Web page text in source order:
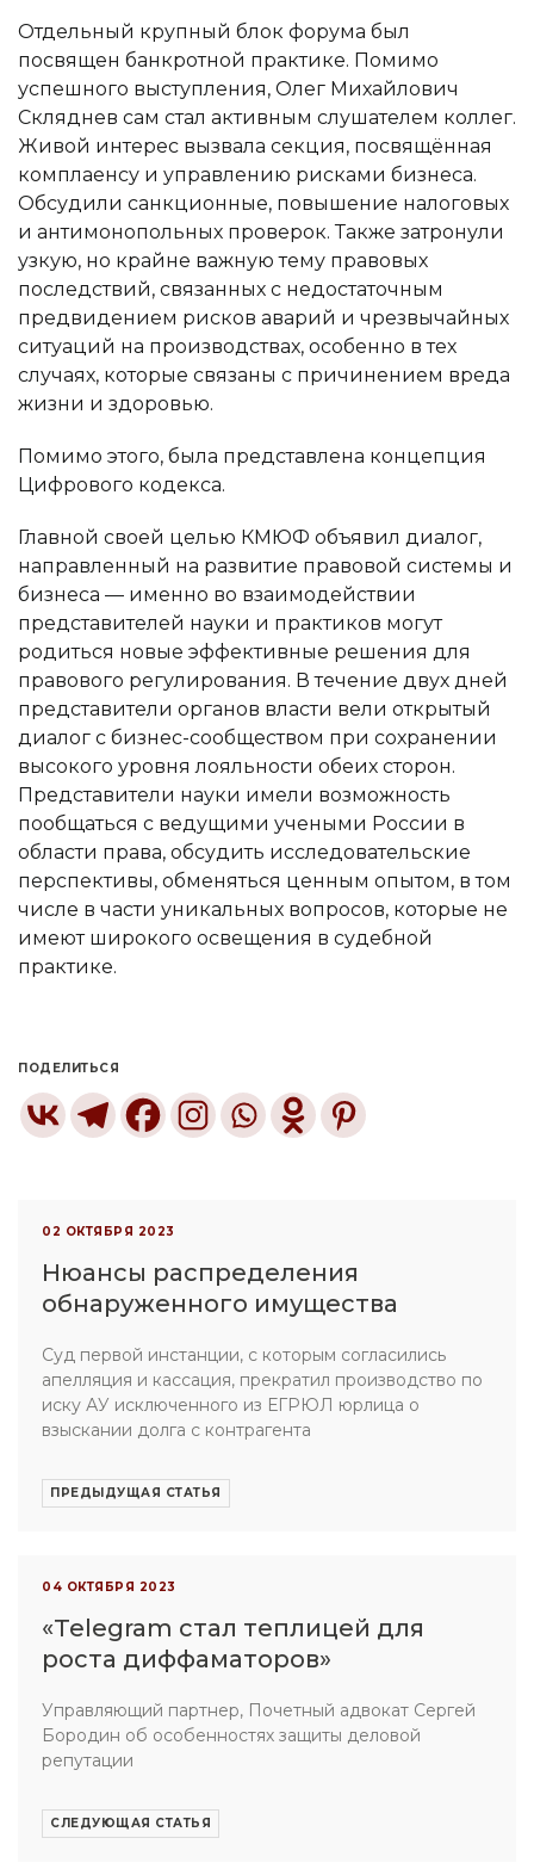
Отдельный крупный блок форума был
посвящен банкротной практике. Помимо
успешного выступления, Олег Михайлович
Скляднев сам стал активным слушателем коллег.
Живой интерес вызвала секция, посвящённая
комплаенсу и управлению рисками бизнеса.
Обсудили санкционные, повышение налоговых
и антимонопольных проверок. Также затронули
узкую, но крайне важную тему правовых
последствий, связанных с недостаточным
предвидением рисков аварий и чрезвычайных
ситуаций на производствах, особенно в тех
случаях, которые связаны с причинением вреда
жизни и здоровью.
Помимо этого, была представлена концепция
Цифрового кодекса.
Главной своей целью КМЮФ объявил диалог,
направленный на развитие правовой системы и
бизнеса — именно во взаимодействии
представителей науки и практиков могут
родиться новые эффективные решения для
правового регулирования. В течение двух дней
представители органов власти вели открытый
диалог с бизнес-сообществом при сохранении
высокого уровня лояльности обеих сторон.
Представители науки имели возможность
пообщаться с ведущими учеными России в
области права, обсудить исследовательские
перспективы, обменяться ценным опытом, в том
числе в части уникальных вопросов, которые не
имеют широкого освещения в судебной
практике.
ПОДЕЛИТЬСЯ
02 ОКТЯБРЯ 2023
Нюансы распределения
обнаруженного имущества
Суд первой инстанции, с которым согласились
апелляция и кассация, прекратил производство по
иску АУ исключенного из ЕГРЮЛ юрлица о
взыскании долга с контрагента
ПРЕДЫДУЩАЯ СТАТЬЯ
04 ОКТЯБРЯ 2023
«Telegram стал теплицей для
роста диффаматоров»
Управляющий партнер, Почетный адвокат Сергей
Бородин об особенностях защиты деловой
репутации
СЛЕДУЮЩАЯ СТАТЬЯ
Как к Вам можно обращаться
Номер телефона
Электронная почта
Сообщение
Выберите способ связи
Выберите офис
ФИО
Номер телефона
Электронная почта
Выберите файл
Сообщение